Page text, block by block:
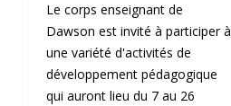
Le corps enseignant de
Dawson est invité à participer à
une variété d'activités de
développement pédagogique
qui auront lieu du 7 au 26